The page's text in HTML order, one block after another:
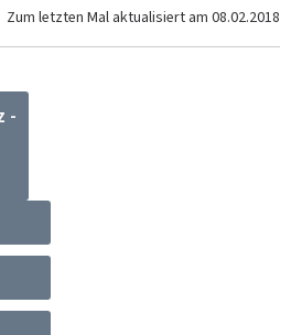
Zum letzten Mal aktualisiert am 08.02.2018
-